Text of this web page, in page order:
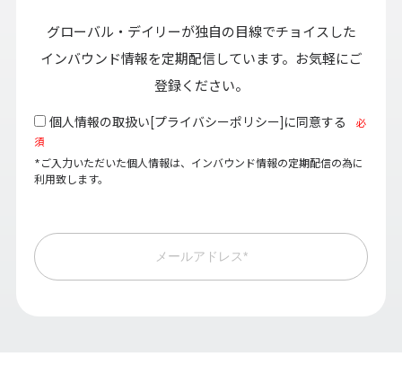
グローバル・デイリーが独自の目線でチョイスした
インバウンド情報を定期配信しています。お気軽にご
登録ください。
個人情報の取扱い[プライバシーポリシー]に同意する
必
須
*ご入力いただいた個人情報は、インバウンド情報の定期配信の為に
利用致します。
メールアドレス*